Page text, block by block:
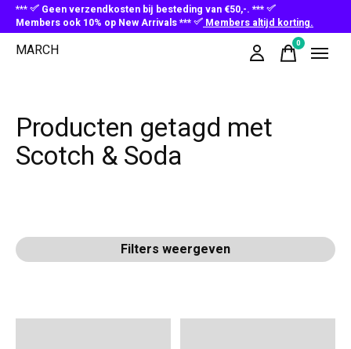
***
Geen verzendkosten bij besteding van €50,-. ***
Members ook 10% op New Arrivals ***
Members altijd korting.
MARCH 0items
Producten getagd met
Scotch & Soda
Filters weergeven